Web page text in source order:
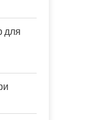
для